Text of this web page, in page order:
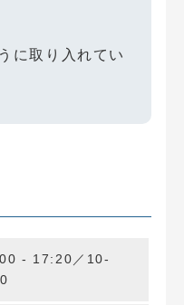
に取り入れてい
- 17:20／10-